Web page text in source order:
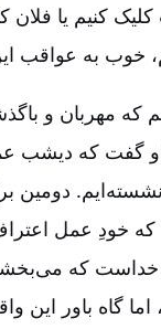
کنیم یا
خوب به عواقب
مهربان و
گفت که دیشب
نشسته‌ایم. دومین
که خودِ عمل
که
گاه باور این